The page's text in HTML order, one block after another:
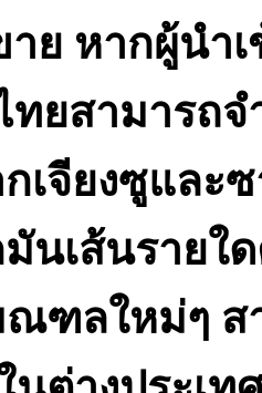
ย หากผู้นำ
ทยสามารถ
เจียงซูและ
นเส้นรายใ
ฑลใหม่ๆ ส